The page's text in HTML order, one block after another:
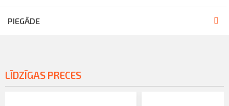
PIEGĀDE
LĪDZĪGAS PRECES